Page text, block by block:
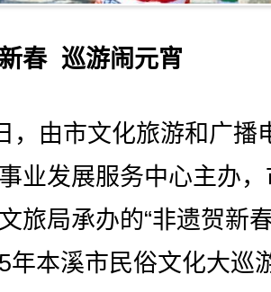
春 巡游闹元宵
由市文化旅游和广播
业发展服务中心主办
旅局承办的“非遗贺新
年本溪市民俗文化大巡